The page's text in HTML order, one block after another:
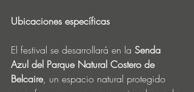
Ubicaciones específicas
El festival se desarrollará en la Senda
Azul del Parque Natural Costero de
Belcaire, un espacio natural protegido